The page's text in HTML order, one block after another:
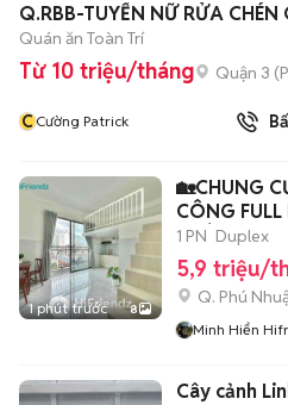
Q.RBB-TUYỂN NỮ RỬA
Quán ăn Toàn Trí
Từ 10 triệu/tháng Quận 3 (
CCường Patrick
1 phút trước 8
🏡CHUNG
CÔNG
PHÚ NHUẬN
1 PN Duplex
5,9 triệu/
Q. Phú
Minh Hiển
Cây cảnh